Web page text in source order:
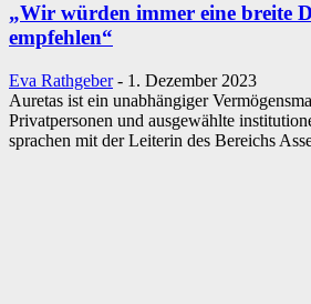
„Wir würden immer eine breite
empfehlen“
Eva Rathgeber - 1. Dezember 2023
Auretas ist ein unabhängiger
Privatpersonen und ausgewählte
sprachen mit der Leiterin des Bereichs